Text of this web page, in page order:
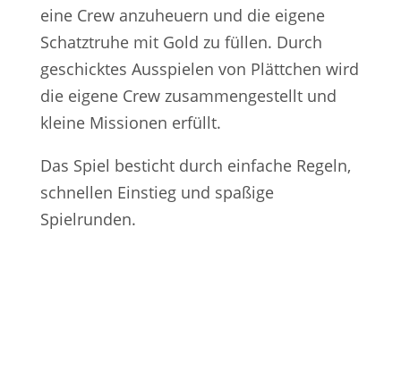
eine Crew anzuheuern und die eigene
Schatztruhe mit Gold zu füllen. Durch
geschicktes Ausspielen von Plättchen wird
die eigene Crew zusammengestellt und
kleine Missionen erfüllt.
Das Spiel besticht durch einfache Regeln,
schnellen Einstieg und spaßige
Spielrunden.